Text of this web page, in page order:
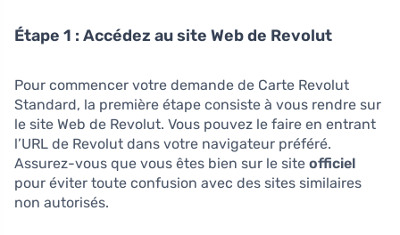
Étape 1 : Accédez au site Web de Revolut
Pour commencer votre demande de Carte Revolut
Standard, la première étape consiste à vous rendre sur
le site Web de Revolut. Vous pouvez le faire en entrant
l’URL de Revolut dans votre navigateur préféré.
Assurez-vous que vous êtes bien sur le site officiel
pour éviter toute confusion avec des sites similaires
non autorisés.